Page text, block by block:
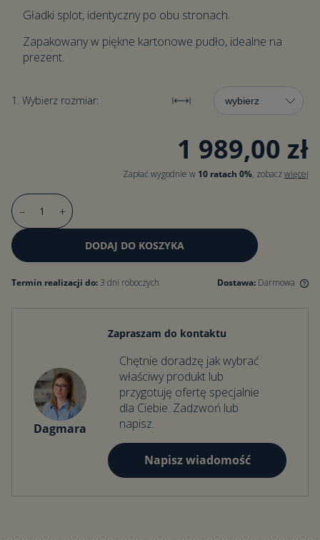
Gładki splot, identyczny po obu stronach.
Zapakowany w piękne kartonowe pudło, idealne na
prezent.
1. Wybierz rozmiar:
1 989,00 zł
Zapłać wygodnie w 10 ratach 0%, zobaczwięcej
– +
DODAJ DO KOSZYKA
Termin realizacji do:3 dni roboczych Dostawa: Darmowa
Dagmara
Zapraszam do kontaktu
Chętnie doradzę jak wybrać
właściwy produkt lub
przygotuję ofertę specjalnie
dla Ciebie. Zadzwoń lub
napisz.
Napisz wiadomość